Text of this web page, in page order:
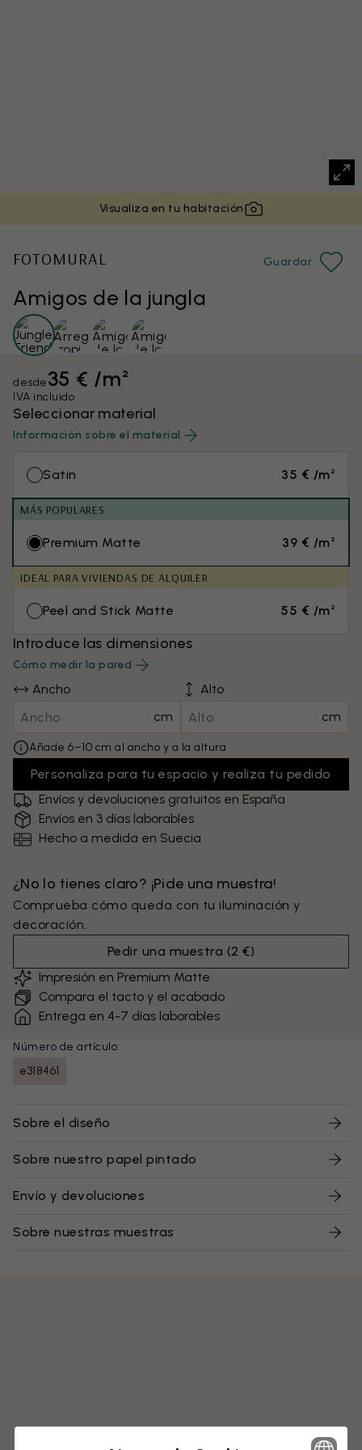
Visualiza en tu habitación
Amigos de la jungla
FOTOMURAL Guardar
desde35 € /m²
IVA incluido
Seleccionar material
Información sobre el material
Satin 35 € /m²
MÁS POPULARES
Premium Matte 39 € /m²
IDEAL PARA VIVIENDAS DE ALQUILER
Peel and Stick Matte 55 € /m²
Introduce las dimensiones
Cómo medir la pared
Ancho
cm
Alto
cm
Añade 6–10 cm al ancho y a la altura
Personaliza para tu espacio y realiza tu pedido
Envíos y devoluciones gratuitos en España
Envíos en 3 días laborables
Hecho a medida en Suecia
¿No lo tienes claro? ¡Pide una muestra!
Comprueba cómo queda con tu iluminación y
decoración.
Pedir una muestra (2 €)
Impresión en Premium Matte
Compara el tacto y el acabado
Entrega en 4-7 días laborables
Número de artículo:
e318461
Sobre el diseño
Sobre nuestro papel pintado
Envío y devoluciones
Sobre nuestras muestras